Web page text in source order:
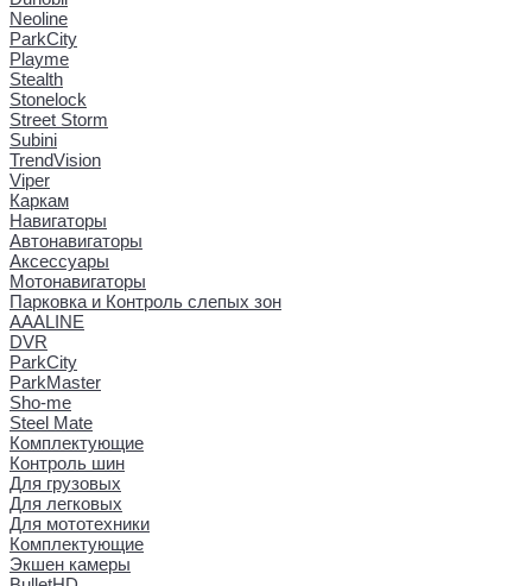
Neoline
ParkCity
Playme
Stealth
Stonelock
Street Storm
Subini
TrendVision
Viper
Каркам
Навигаторы
Автонавигаторы
Аксессуары
Мотонавигаторы
Парковка и Контроль слепых зон
AAALINE
DVR
ParkCity
ParkMaster
Sho-me
Steel Mate
Комплектующие
Контроль шин
Для грузовых
Для легковых
Для мототехники
Комплектующие
Экшен камеры